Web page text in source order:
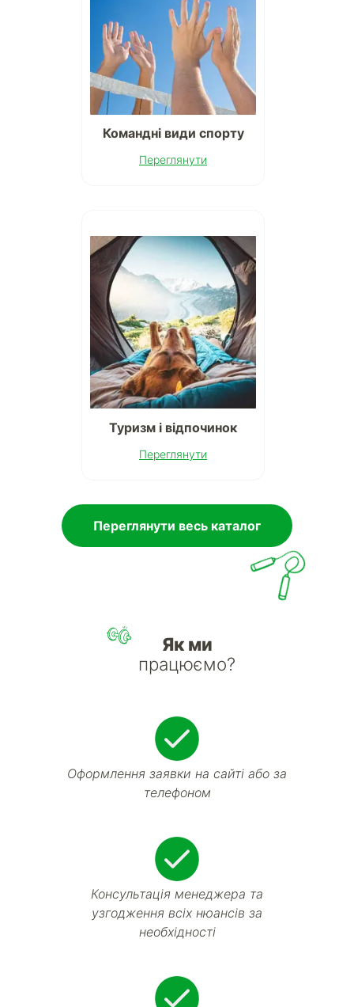
Командні види спорту
Переглянути
Туризм і відпочинок
Переглянути
Переглянути весь каталог
Як ми
працюємо?
Оформлення заявки на сайті або за
телефоном
Консультація менеджера та
узгодження всіх нюансів за
необхідності